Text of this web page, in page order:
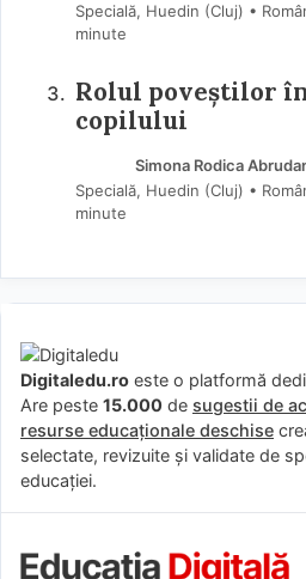
Specială, Huedin (Cluj) •
minute
Rolul poveștilor
copilului
Simona Rodica
Specială, Huedin (Cluj) •
minute
Digitaledu.ro este o platformă
Are peste 15.000 de sugestii de
resurse educaționale deschise
selectate, revizuite și validate de
educației.